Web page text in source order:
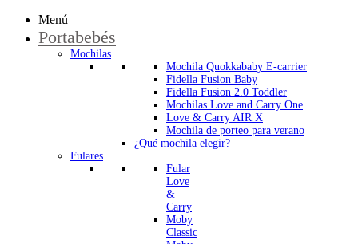
Menú
Portabebés
Mochilas
Mochila Quokkababy E-carrier
Fidella Fusion Baby
Fidella Fusion 2.0 Toddler
Mochilas Love and Carry One
Love & Carry AIR X
Mochila de porteo para verano
¿Qué mochila elegir?
Fulares
Fular
Love
&
Carry
Moby
Classic